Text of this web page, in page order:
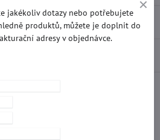
s objednávkou?
jakékoliv dotazy nebo potřebujete
produktů, můžete je doplnit do
adresy v objednávce.